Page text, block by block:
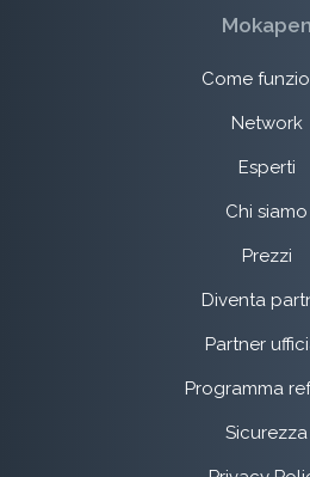
Mokapen
Come
Network
Esperti
Chi siamo
Prezzi
Diventa
Partner
Programma
Sicurezza